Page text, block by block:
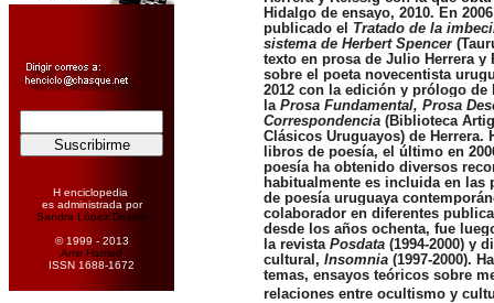
H enciclopedia
es administrada por
Sandra López Desivo
© 1999 - 2013
Amir Hamed
ISSN 1688-1672
Hidalgo de ensayo, 2010. En
publicado el Tratado de la
sistema de Herbert Spencer
texto en prosa de Julio Herrera
sobre el poeta novecentista
2012 con la edición y prólogo de
la Prosa Fundamental, Prosa
Correspondencia(Biblioteca
Clásicos Uruguayos) de Herrera.
libros de poesía, el último en
poesía ha obtenido diversos
habitualmente es incluida en las
de poesía uruguaya
colaborador en diferentes
desde los años ochenta, fue
la revista Posdata(1994-2000) y
cultural, Insomnia(1997-2000).
temas, ensayos teóricos sobre
relaciones entre ocultismo y